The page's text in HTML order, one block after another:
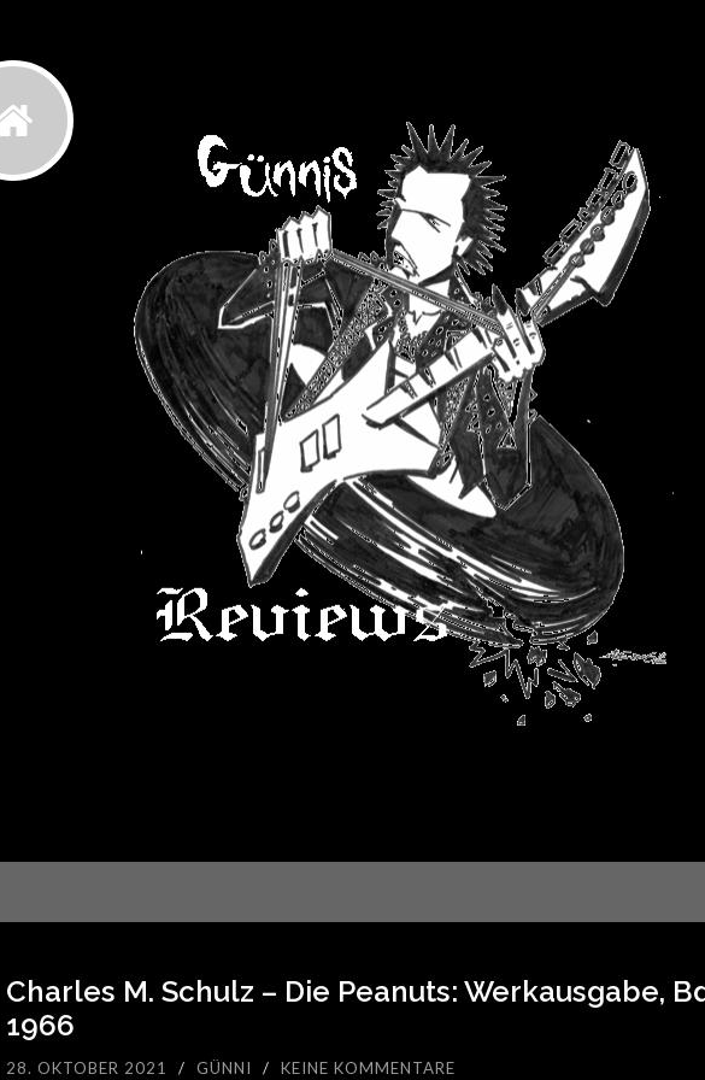
Charles M. Schulz – Die Peanuts: Werkausgabe,
1966
28. OKTOBER 2021 / GÜNNI / KEINE KOMMENTARE